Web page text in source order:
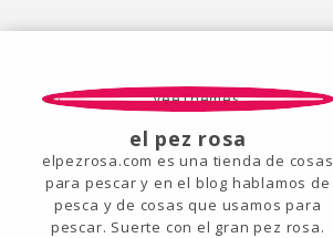
el pez rosa
elpezrosa.com es una tienda de cosas
para pescar y en el blog hablamos de
pesca y de cosas que usamos para
pescar. Suerte con el gran pez rosa.